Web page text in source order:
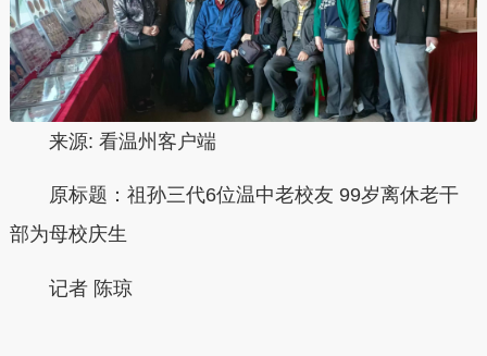
来源: 看温州客户端
原标题： 祖孙三代6位温中老校友 99岁离休老干
部为母校庆生
记者 陈琼